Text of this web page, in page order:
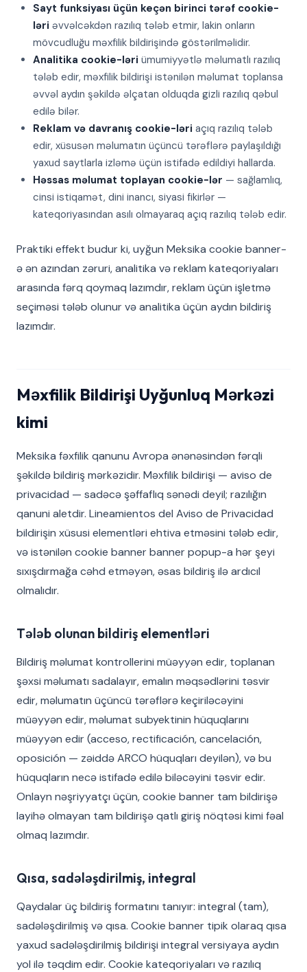
Sayt funksiyası üçün keçən birinci tərəf cookie-
ləri əvvəlcəkdən razılıq tələb etmir, lakin onların
mövcudluğu məxfilik bildirişində göstərilməlidir.
Analitika cookie-ləri ümumiyyətlə məlumatlı razılıq
tələb edir, məxfilik bildirişi istənilən məlumat toplansa
əvvəl aydın şəkildə əlçatan olduqda gizli razılıq qəbul
edilə bilər.
Reklam və davranış cookie-ləri açıq razılıq tələb
edir, xüsusən məlumatın üçüncü tərəflərə paylaşıldığı
yaxud saytlarla izləmə üçün istifadə edildiyi hallarda.
Həssas məlumat toplayan cookie-lər — sağlamlıq,
cinsi istiqamət, dini inancı, siyasi fikirlər —
kateqoriyasından asılı olmayaraq açıq razılıq tələb edir.
Praktiki effekt budur ki, uyğun Meksika cookie banner-
ə ən azından zəruri, analitika və reklam kateqoriyaları
arasında fərq qoymaq lazımdır, reklam üçün işletmə
seçiməsi tələb olunur və analitika üçün aydın bildiriş
lazımdır.
Məxfilik Bildirişi Uyğunluq Mərkəzi
kimi
Meksika fəxfilik qanunu Avropa ənənəsindən fərqli
şəkildə bildiriş mərkəzidir. Məxfilik bildirişi — aviso de
privacidad — sadəcə şəffaflıq sənədi deyil; razılığın
qanuni aletdir. Lineamientos del Aviso de Privacidad
bildirişin xüsusi elementləri ehtiva etməsini tələb edir,
və istənilən cookie banner banner popup-a hər şeyi
sıxışdırmağa cəhd etməyən, əsas bildiriş ilə ardıcıl
olmalıdır.
Tələb olunan bildiriş elementləri
Bildiriş məlumat kontrollerini müəyyən edir, toplanan
şəxsi məlumatı sadalayır, emalın məqsədlərini təsvir
edir, məlumatın üçüncü tərəflərə keçiriləcəyini
müəyyən edir, məlumat subyektinin hüquqlarını
müəyyən edir (acceso, rectificación, cancelación,
oposición — zəiddə ARCO hüquqları deyilən), və bu
hüquqların necə istifadə edilə biləcəyini təsvir edir.
Onlayn nəşriyyatçı üçün, cookie banner tam bildirişə
layihə olmayan tam bildirişə qatlı giriş nöqtəsi kimi fəal
olmaq lazımdır.
Qısa, sadələşdirilmiş, integral
Qaydalar üç bildiriş formatını tanıyır: integral (tam),
sadələşdirilmiş və qısa. Cookie banner tipik olaraq qısa
yaxud sadələşdirilmiş bildirişi integral versiyaya aydın
yol ilə təqdim edir. Cookie kateqoriyaları və razılıq